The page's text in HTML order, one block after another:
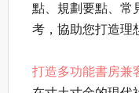
點、規劃要點、常
考，協助您打造理
打造多功能書房兼